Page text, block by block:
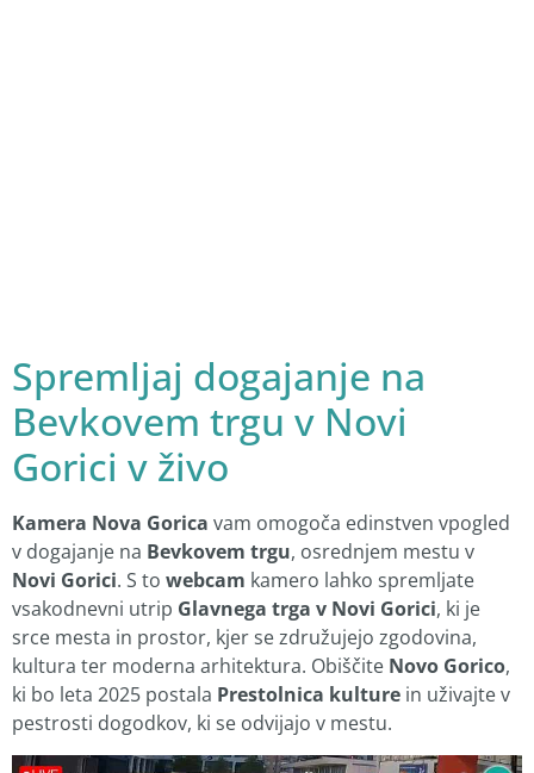
Spremljaj dogajanje na
Bevkovem trgu v Novi
Gorici v živo
Kamera Nova Gorica vam omogoča edinstven vpogled
v dogajanje na Bevkovem trgu, osrednjem mestu v
Novi Gorici. S to webcam kamero lahko spremljate
vsakodnevni utrip Glavnega trga v Novi Gorici, ki je
srce mesta in prostor, kjer se združujejo zgodovina,
kultura ter moderna arhitektura. Obiščite Novo Gorico,
ki bo leta 2025 postala Prestolnica kulture in uživajte v
pestrosti dogodkov, ki se odvijajo v mestu.